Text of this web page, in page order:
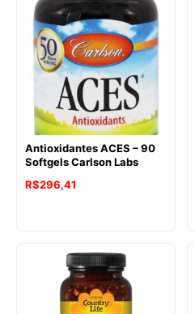
Antioxidantes ACES – 90
Softgels Carlson Labs
R$296,41